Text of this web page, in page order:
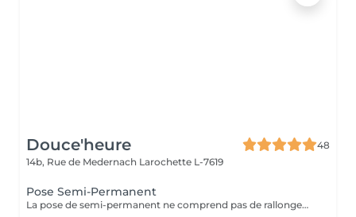
Douce'heure
48
14b, Rue de Medernach Larochette L-7619
Pose Semi-Permanent
La pose de semi-permanent ne comprend pas de rallongement des ongles. Si vous souhaitez plus de longueur, merci de sélectionner l'option pose complète avec rallongement